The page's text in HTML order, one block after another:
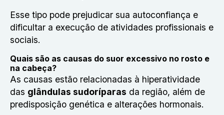
Esse tipo pode prejudicar sua autoconfiança e
dificultar a execução de atividades profissionais e
sociais.
Quais são as causas do suor excessivo no rosto e
na cabeça?
As causas estão relacionadas à hiperatividade
das glândulas sudoríparas da região, além de
predisposição genética e alterações hormonais.